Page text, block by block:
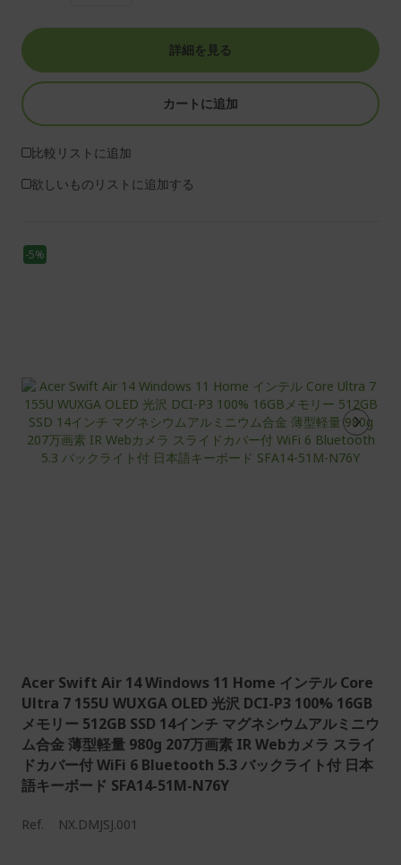
詳細を見る
カートに追加
比較リストに追加
欲しいものリストに追加する
-5%
Acer Swift Air 14 Windows 11 Home インテル Core
Ultra 7 155U WUXGA OLED 光沢 DCI-P3 100% 16GB
メモリー 512GB SSD 14インチ マグネシウムアルミニウ
ム合金 薄型軽量 980g 207万画素 IR Webカメラ スライ
ドカバー付 WiFi 6 Bluetooth 5.3 バックライト付 日本
語キーボード SFA14-51M-N76Y
Ref. NX.DMJSJ.001